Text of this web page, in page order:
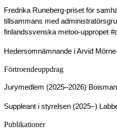
Fredrika Runeberg-priset för
tillsammans med
finlandssvenska metoo-uppropet
Hedersomnämnande i Arvid
Förtroendeuppdrag
Jurymedlem (2025–2026)
Suppleant i styrelsen (2025–)
Publikationer